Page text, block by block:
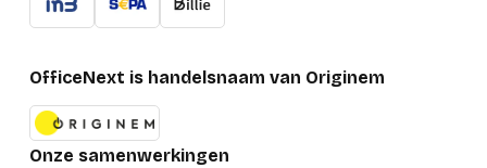
OfficeNext is handelsnaam van Originem
Onze samenwerkingen